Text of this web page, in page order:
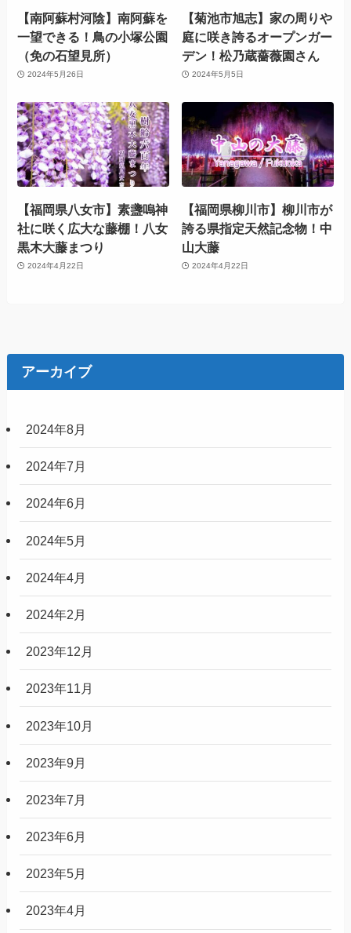
【南阿蘇村河陰】南阿蘇を
一望できる！鳥の小塚公園
（免の石望見所）
2024年5月26日
【菊池市旭志】家の周りや
庭に咲き誇るオープンガー
デン！松乃蔵薔薇園さん
2024年5月5日
【福岡県八女市】素盞嗚神
社に咲く広大な藤棚！八女
黒木大藤まつり
2024年4月22日
【福岡県柳川市】柳川市が
誇る県指定天然記念物！中
山大藤
2024年4月22日
アーカイブ
2024年8月
2024年7月
2024年6月
2024年5月
2024年4月
2024年2月
2023年12月
2023年11月
2023年10月
2023年9月
2023年7月
2023年6月
2023年5月
2023年4月